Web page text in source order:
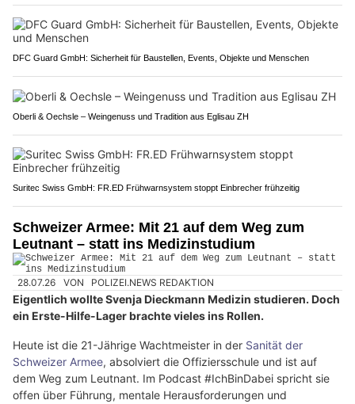
DFC Guard GmbH: Sicherheit für Baustellen, Events, Objekte und Menschen
Oberli & Oechsle – Weingenuss und Tradition aus Eglisau ZH
Suritec Swiss GmbH: FR.ED Frühwarnsystem stoppt Einbrecher frühzeitig
Schweizer Armee: Mit 21 auf dem Weg zum
Leutnant – statt ins Medizinstudium
28.07.26 VON POLIZEI.NEWS REDAKTION
Eigentlich wollte Svenja Dieckmann Medizin studieren. Doch
ein Erste-Hilfe-Lager brachte vieles ins Rollen.
Heute ist die 21-Jährige Wachtmeister in der Sanität der
Schweizer Armee, absolviert die Offiziersschule und ist auf
dem Weg zum Leutnant. Im Podcast #IchBinDabei spricht sie
offen über Führung, mentale Herausforderungen und